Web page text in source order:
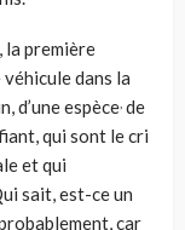
la première
dans la
d’une espèce de
qui sont le cri
et qui
sait, est-ce un
car